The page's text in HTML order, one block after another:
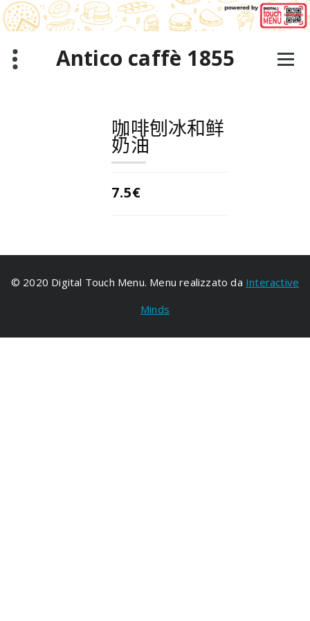
跳
至
正
Antico caffè 1855
咖啡刨冰和鲜
奶油
7.5€
© 2020 Digital Touch Menu. Menu realizzato da Interactive
Minds